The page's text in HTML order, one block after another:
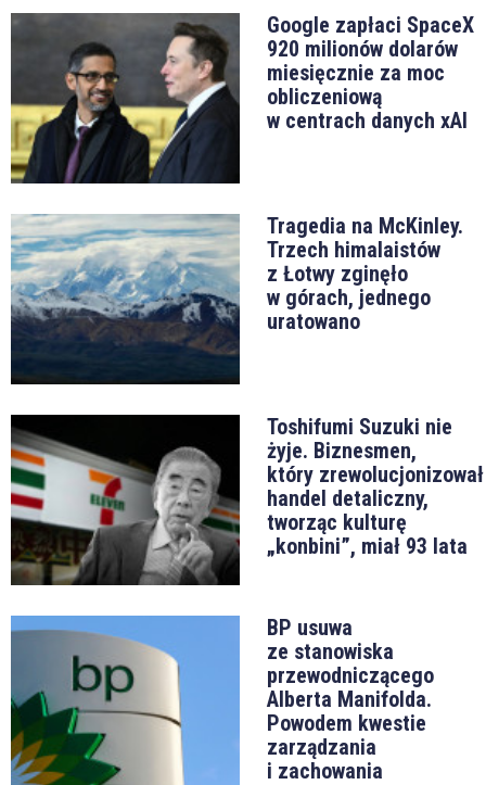
Google zapłaci SpaceX
920 milionów dolarów
miesięcznie za moc
obliczeniową
w centrach danych xAI
Tragedia na McKinley.
Trzech himalaistów
z Łotwy zginęło
w górach, jednego
uratowano
Toshifumi Suzuki nie
żyje. Biznesmen,
który zrewolucjonizował
handel detaliczny,
tworząc kulturę
„konbini”, miał 93 lata
BP usuwa
ze stanowiska
przewodniczącego
Alberta Manifolda.
Powodem kwestie
zarządzania
i zachowania